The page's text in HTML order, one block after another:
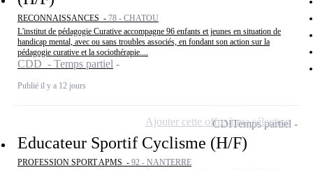
RECONNAISSANCES - 78 - CHATOU
L'institut de pédagogie Curative accompagne 96 enfants et jeunes en situation de
handicap mental, avec ou sans troubles associés, en fondant son action sur la
pédagogie curative et la sociothérapie....
CDD - Temps partiel
Publié il y a 12 jours
Educateur Sportif Cyclisme (H/F)
PROFESSION SPORT APMS - 92 - NANTERRE
CDITemps partiel
Ajouter cette offre à ma sélection